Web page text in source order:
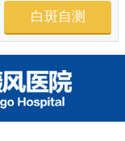
白斑自测